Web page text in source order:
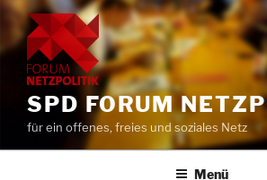
Zum
Inhalt
springen
SPD FORUM
für ein offenes, freies und soziales Netz
Menü